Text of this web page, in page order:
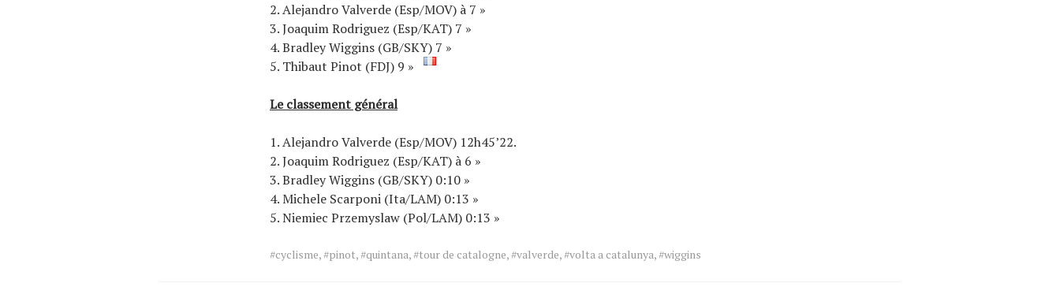
2. Alejandro Valverde (Esp/MOV) à 7 »
3. Joaquim Rodriguez (Esp/KAT) 7 »
4. Bradley Wiggins (GB/SKY) 7 »
5. Thibaut Pinot (FDJ) 9 »
Le classement général
1. Alejandro Valverde (Esp/MOV) 12h45’22.
2. Joaquim Rodriguez (Esp/KAT) à 6 »
3. Bradley Wiggins (GB/SKY) 0:10 »
4. Michele Scarponi (Ita/LAM) 0:13 »
5. Niemiec Przemyslaw (Pol/LAM) 0:13 »
Tags
#cyclisme,#pinot,#quintana,#tour de catalogne,#valverde,#volta a catalunya,#wiggins